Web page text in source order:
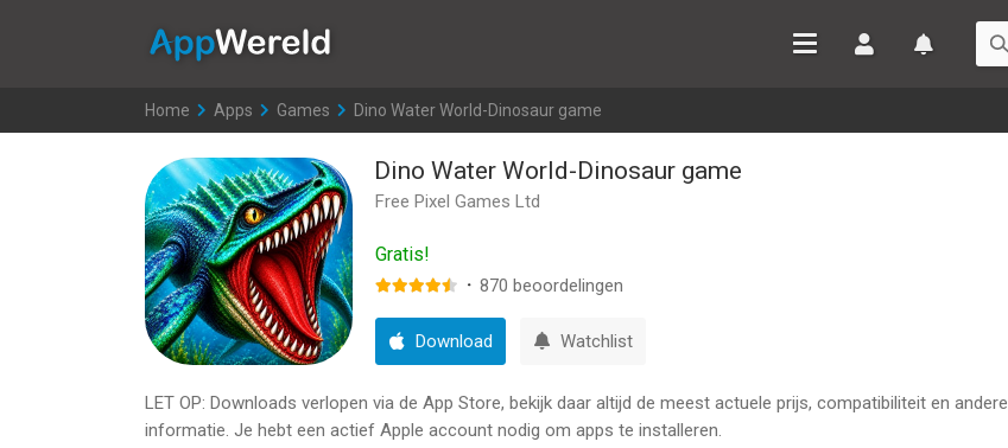
Home >
Apps >
Games >
Dino Water World-Dinosaur game
Dino Water World-Dinosaur game
Free Pixel Games Ltd
Gratis!
· 870 beoordelingen
Download Watchlist
LET OP: Downloads verlopen via de App Store, bekijk daar altijd de meest actuele prijs, compatibiliteit en andere
informatie. Je hebt een actief Apple account nodig om apps te installeren.